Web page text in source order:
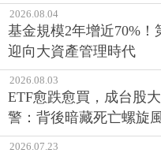
2026.08.04
基金規模2年增近70%
迎向大資產管理時代
2026.08.03
ETF愈跌愈買，成台股
警：背後暗藏死亡螺旋
2026.07.23